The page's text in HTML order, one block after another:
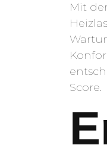
Mit
Score.